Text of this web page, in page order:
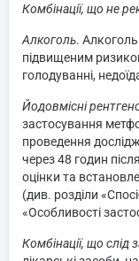
Комбінації, що не
Алкоголь.
підвищеним
голодуванні,
Йодовмісні
застосування
проведення
через 48 годин
оцінки та
(див. розділи
«Особливості
Комбінації, що слід